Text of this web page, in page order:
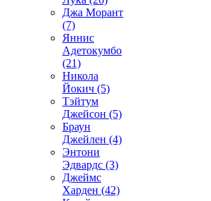
Джа Морант
(7)
Яннис
Адетокумбо
(21)
Никола
Йокич (5)
Тэйтум
Джейсон (5)
Браун
Джейлен (4)
Энтони
Эдвардс (3)
Джеймс
Харден (42)